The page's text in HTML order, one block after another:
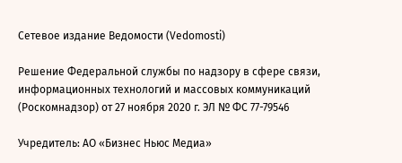
Сетевое издание Ведомости (Vedomosti)
Решение Федеральной службы по надзору в сфере связи,
информационных технологий и массовых коммуникаций
(Роскомнадзор) от 27 ноября 2020 г. ЭЛ № ФС 77-79546
Учредитель: АО «Бизнес Ньюс Медиа»